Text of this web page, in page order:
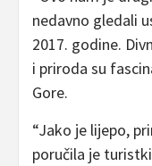
nedavno gledali
2017. godine.
i priroda su
Gore.
“Jako je lijepo,
poručila je